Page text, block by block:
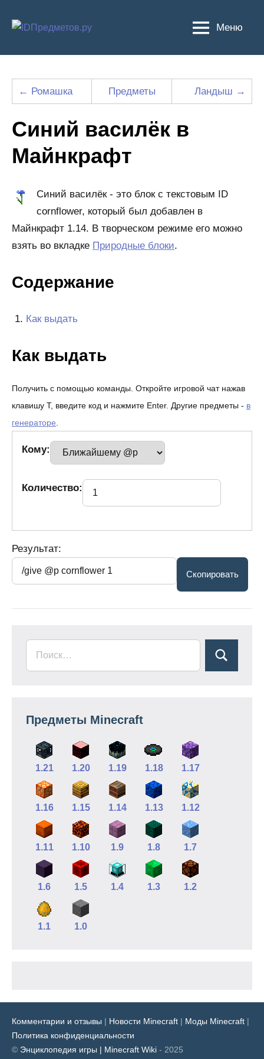
Меню
← Ромашка Предметы Ландыш →
Синий василёк в
Майнкрафт
Синий василёк - это блок с текстовым ID
cornflower, который был добавлен в
Майнкрафт 1.14. В творческом режиме его можно
взять во вкладке Природные блоки.
Содержание
Как выдать
Как выдать
Получить с помощью команды. Откройте игровой чат нажав
клавишу T, введите код и нажмите Enter. Другие предметы - в
генераторе.
Кому:
Количество:
Результат:
Предметы Minecraft
1.21 1.20 1.19 1.18 1.17
1.16 1.15 1.14 1.13 1.12
1.11 1.10 1.9 1.8 1.7
1.6 1.5 1.4 1.3 1.2
1.1 1.0
Комментарии и отзывы | Новости Minecraft | Моды Minecraft |
Политика конфиденциальности
© Энциклопедия игры | Minecraft Wiki - 2025